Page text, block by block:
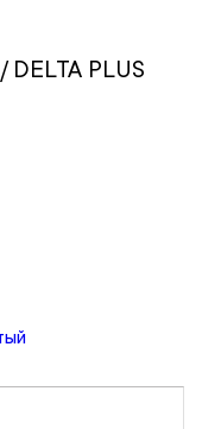
/ DELTA PLUS